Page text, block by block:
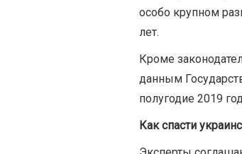
особо крупном
лет.
Кроме
данным
полугодие 2019
Как спасти